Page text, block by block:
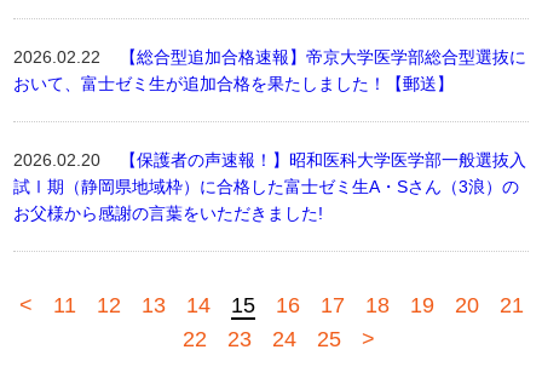
2026.02.22
【総合型追加合格速報】帝京大学医学部総合型選抜に
おいて、富士ゼミ生が追加合格を果たしました！【郵送】
2026.02.20
【保護者の声速報！】昭和医科大学医学部一般選抜入
試Ⅰ期（静岡県地域枠）に合格した富士ゼミ生A・Sさん（3浪）の
お父様から感謝の言葉をいただきました!
< 11 12 13 14 15 16 17 18 19 20
21
22
23 24 25 >